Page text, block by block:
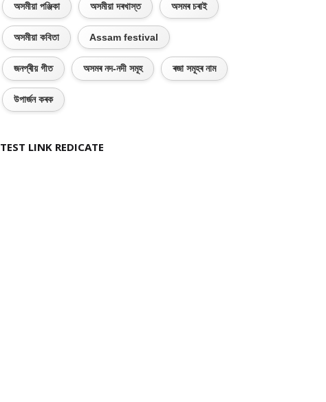
অসমীয়া পঞ্জিকা অসমীয়া দৰখাস্ত অসমৰ চৰাই
অসমীয়া কবিতা Assam festival
জনপ্ৰীয় গীত অসমৰ নদ-নদী সমূহ ৰজা সমূহৰ নাম
উপাৰ্জন কৰক
TEST LINK REDICATE